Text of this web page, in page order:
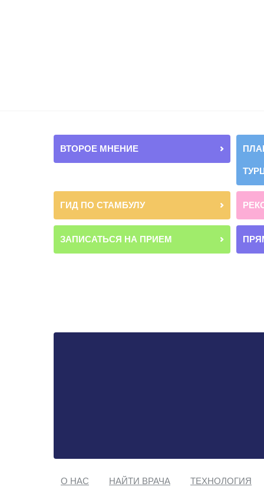
ВТОРОЕ МНЕНИЕ
ГИД ПО СТАМБУЛУ
ЗАПИСАТЬСЯ НА ПРИЕМ
О НАС НАЙТИ ВРАЧА ТЕХНОЛОГИЯ